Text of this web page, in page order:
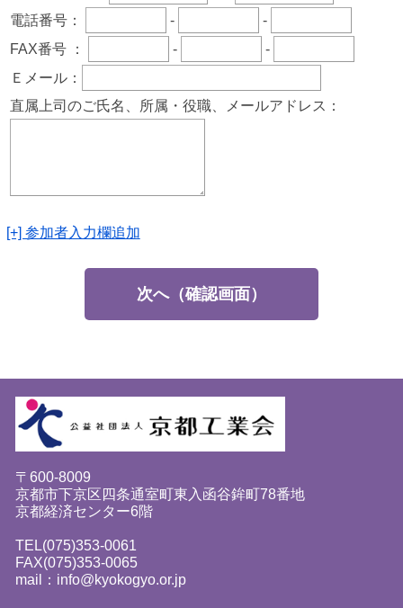
電話番号：
-
-
FAX番号 ：
-
-
Ｅメール：
直属上司のご氏名、所属・役職、メールアドレス：
[+] 参加者入力欄追加
〒600-8009
京都市下京区四条通室町東入函谷鉾町78番地
京都経済センター6階
TEL(075)353-0061
FAX(075)353-0065
mail：info@kyokogyo.or.jp